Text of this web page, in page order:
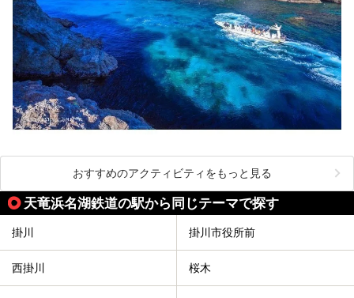
おすすめのアクティビティをもっと見る
天竜浜名湖鉄道の駅から同じテーマで探す
掛川 掛川市役所前
西掛川 桜木